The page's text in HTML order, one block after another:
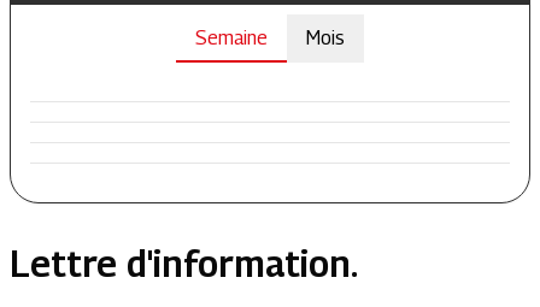
Semaine Mois
Lettre d'information.